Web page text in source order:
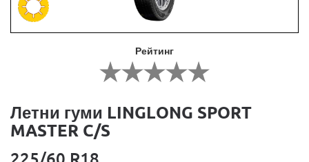
Рейтинг
Летни гуми LINGLONG SPORT
MASTER C/S